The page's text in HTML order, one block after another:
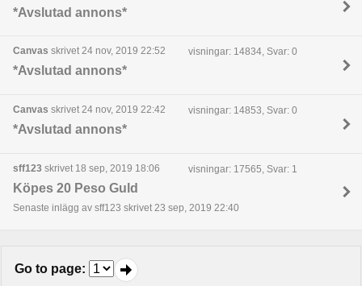
*Avslutad annons*
Canvas skrivet 24 nov, 2019 22:52 visningar: 14834, Svar: 0
*Avslutad annons*
Canvas skrivet 24 nov, 2019 22:42 visningar: 14853, Svar: 0
*Avslutad annons*
sff123 skrivet 18 sep, 2019 18:06 visningar: 17565, Svar: 1
Köpes 20 Peso Guld
Senaste inlägg av sff123 skrivet 23 sep, 2019 22:40
Go to page: